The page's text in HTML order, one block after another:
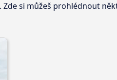
si můžeš prohlédnout